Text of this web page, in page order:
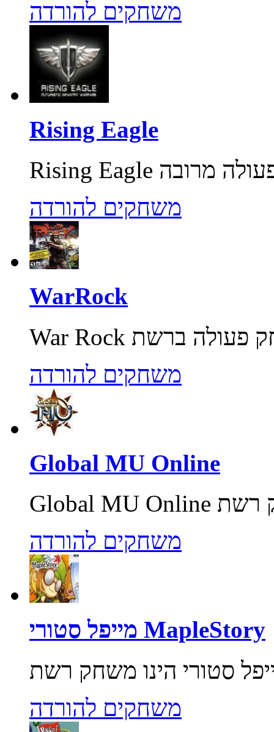
משחקים להורדה
Rising Eagle
משחקים להורדה
WarRock
משחקים להורדה
Global MU Online
משחקים להורדה
מייפל סטורי MapleStory
משחקים להורדה